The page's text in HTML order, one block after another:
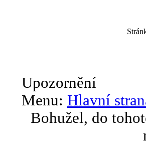
Upozornění
Menu: Hlavní
Bohužel, do